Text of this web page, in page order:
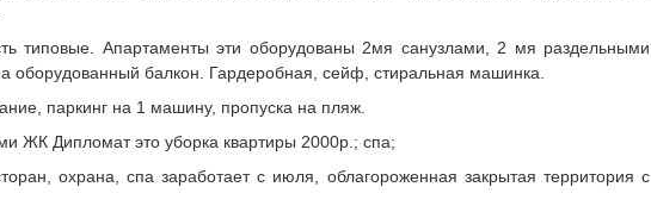
типовые. Апартаменты эти оборудованы 2мя санузлами, 2 мя раздельными
оборудованный балкон. Гардеробная, сейф, стиральная машинка.
паркинг на 1 машину, пропуска на пляж.
ЖК Дипломат это уборка квартиры 2000р.; спа;
охрана, спа заработает с июля, облагороженная закрытая территория с